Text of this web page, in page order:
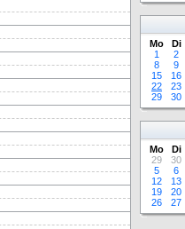
Mo
Di
1
2
8
9
15
16
22
23
29
30
Mo
Di
29
30
5
6
12
13
19
20
26
27